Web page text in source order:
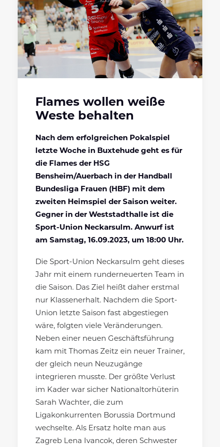
Flames wollen weiße
Weste behalten
Nach dem erfolgreichen Pokalspiel
letzte Woche in Buxtehude geht es für
die Flames der HSG
Bensheim/Auerbach in der Handball
Bundesliga Frauen (HBF) mit dem
zweiten Heimspiel der Saison weiter.
Gegner in der Weststadthalle ist die
Sport-Union Neckarsulm. Anwurf ist
am Samstag, 16.09.2023, um 18:00 Uhr.
Die Sport-Union Neckarsulm geht dieses
Jahr mit einem runderneuerten Team in
die Saison. Das Ziel heißt daher erstmal
nur Klassenerhalt. Nachdem die Sport-
Union letzte Saison fast abgestiegen
wäre, folgten viele Veränderungen.
Neben einer neuen Geschäftsführung
kam mit Thomas Zeitz ein neuer Trainer,
der gleich neun Neuzugänge
integrieren musste. Der größte Verlust
im Kader war sicher Nationaltorhüterin
Sarah Wachter, die zum
Ligakonkurrenten Borussia Dortmund
wechselte. Als Ersatz holte man aus
Zagreb Lena Ivancok, deren Schwester